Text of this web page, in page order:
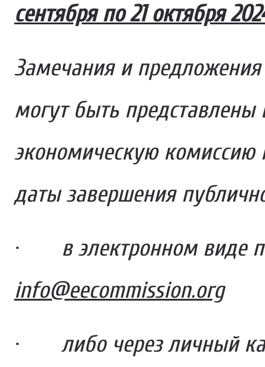
сентября по 21 октября
Замечания и
могут быть представлены
экономическую комиссию
даты завершения
· в электронном виде
info@eecommission.org
· либо через личный